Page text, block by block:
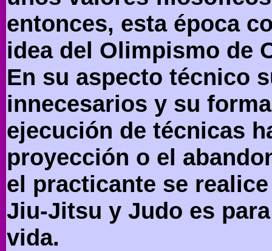
entonces, esta época
idea del Olimpismo de
En su aspecto técnico
innecesarios y su
ejecución de técnicas
proyección o el
el practicante se
Jiu-Jitsu y Judo es
vida.